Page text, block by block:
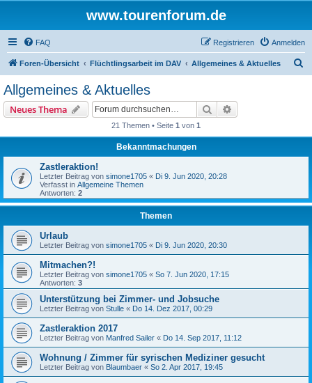
www.tourenforum.de
FAQ Anmelden
Registrieren
Foren-Übersicht Flüchtlingsarbeit im DAV Allgemeines & Aktuelles
Allgemeines & Aktuelles
Neues Thema Suche
21 Themen • Seite 1 von 1
Bekanntmachungen
Zastleraktion!
Letzter Beitrag von simone1705 « Di 9. Jun 2020, 20:28
Verfasst in Allgemeine Themen
Antworten: 2
Themen
Urlaub
Letzter Beitrag von simone1705 « Di 9. Jun 2020, 20:30
Mitmachen?!
Letzter Beitrag von simone1705 « So 7. Jun 2020, 17:15
Antworten: 3
Unterstützung bei Zimmer- und Jobsuche
Letzter Beitrag von Stulle « Do 14. Dez 2017, 00:29
Zastleraktion 2017
Letzter Beitrag von Manfred Sailer « Do 14. Sep 2017, 11:12
Wohnung / Zimmer für syrischen Mediziner gesucht
Letzter Beitrag von Blaumbaer « So 2. Apr 2017, 19:45